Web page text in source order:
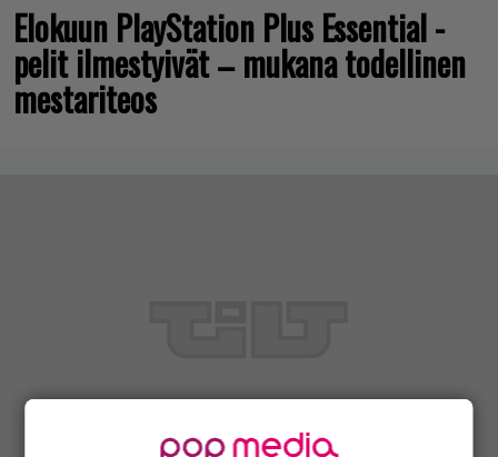
Elokuun PlayStation Plus Essential -
pelit ilmestyivät – mukana todellinen
mestariteos